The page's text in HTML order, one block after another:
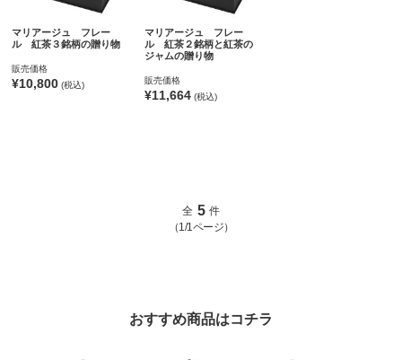
マリアージュ フレー
ル 紅茶３銘柄の贈り物
販売価格
¥10,800 (税込)
マリアージュ フレー
ル 紅茶２銘柄と紅茶の
ジャムの贈り物
販売価格
¥11,664(税込)
全 5 件
（1/1ページ）
おすすめ商品はコチラ